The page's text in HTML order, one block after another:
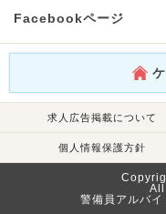
Facebookページ
求人広告掲載について
個人情報保護方針
警備員アルバイ